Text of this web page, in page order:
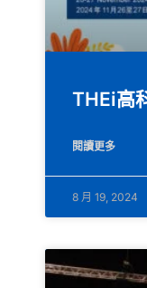
THEi高
閱讀更多
8 月 19, 2024